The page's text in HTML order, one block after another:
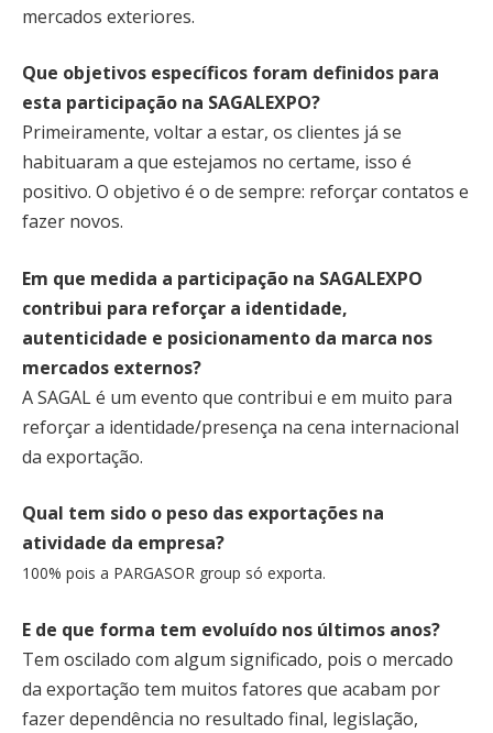
mercados exteriores.
Que objetivos específicos foram definidos para
esta participação na SAGALEXPO?
Primeiramente, voltar a estar, os clientes já se
habituaram a que estejamos no certame, isso é
positivo. O objetivo é o de sempre: reforçar contatos e
fazer novos.
Em que medida a participação na SAGALEXPO
contribui para reforçar a identidade,
autenticidade e posicionamento da marca nos
mercados externos?
A SAGAL é um evento que contribui e em muito para
reforçar a identidade/presença na cena internacional
da exportação.
Qual tem sido o peso das exportações na
atividade da empresa?
100% pois a PARGASOR group só exporta.
E de que forma tem evoluído nos últimos anos?
Tem oscilado com algum significado, pois o mercado
da exportação tem muitos fatores que acabam por
fazer dependência no resultado final, legislação,